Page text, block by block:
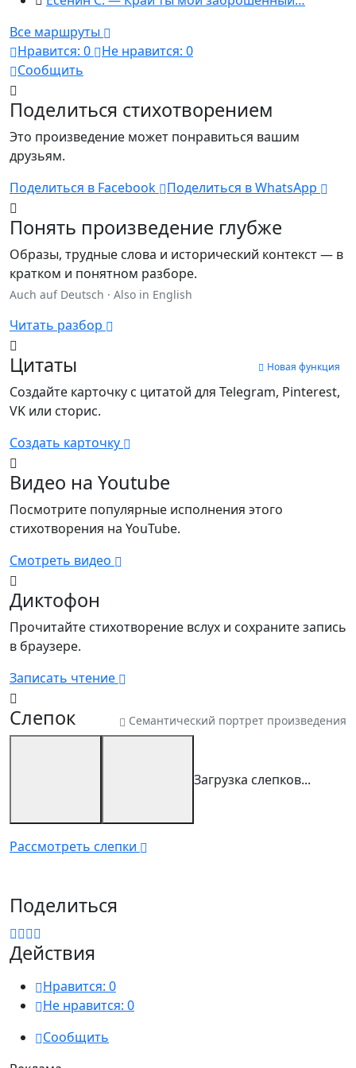
Все маршруты
Нравится: 0 Не нравится: 0
Сообщить
Поделиться стихотворением
Это произведение может понравиться вашим
друзьям.
Поделиться в Facebook
Поделиться в WhatsApp
Понять произведение глубже
Образы, трудные слова и исторический контекст — в
кратком и понятном разборе.
Auch auf Deutsch · Also in English
Читать разбор
Цитаты Новая функция
Создайте карточку с цитатой для Telegram, Pinterest,
VK или сторис.
Создать карточку
Видео на Youtube
Посмотрите популярные исполнения этого
стихотворения на YouTube.
Смотреть видео
Диктофон
Прочитайте стихотворение вслух и сохраните запись
в браузере.
Записать чтение
Слепок Семантический портрет произведения
Загрузка слепков...
Рассмотреть слепки
Поделиться
Действия
Нравится: 0
Не нравится: 0
Сообщить